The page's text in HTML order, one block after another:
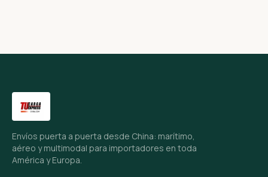
Envíos puerta a puerta desde China: marítimo,
aéreo y multimodal para importadores en toda
América y Europa.